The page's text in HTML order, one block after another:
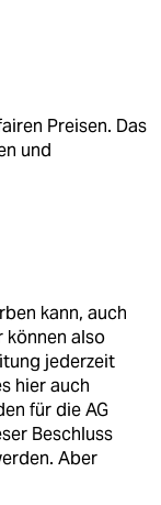
Preisen. Das
und
kann, auch
können also
jederzeit
hier auch
für die AG
Beschluss
Aber